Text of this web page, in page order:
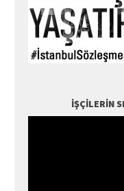
İŞÇILERIN